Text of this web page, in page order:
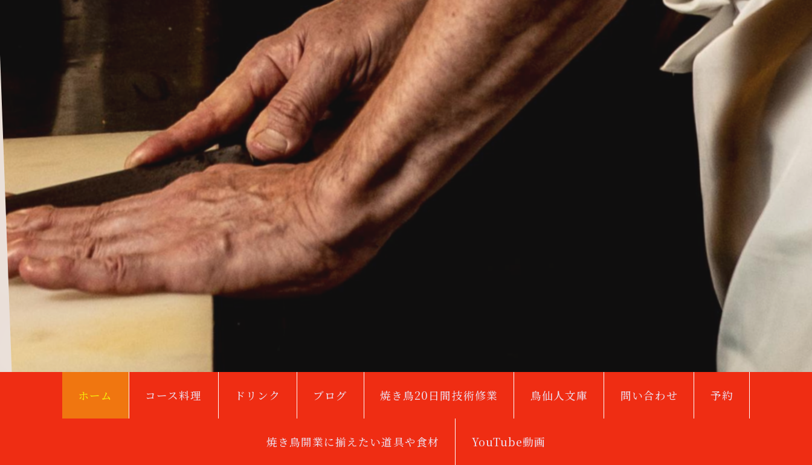
ホーム コース料理 ドリンク ブログ 焼き鳥20日間技術修業 鳥仙人文庫 問い合わせ 予約
焼き鳥開業に揃えたい道具や食材 YouTube動画